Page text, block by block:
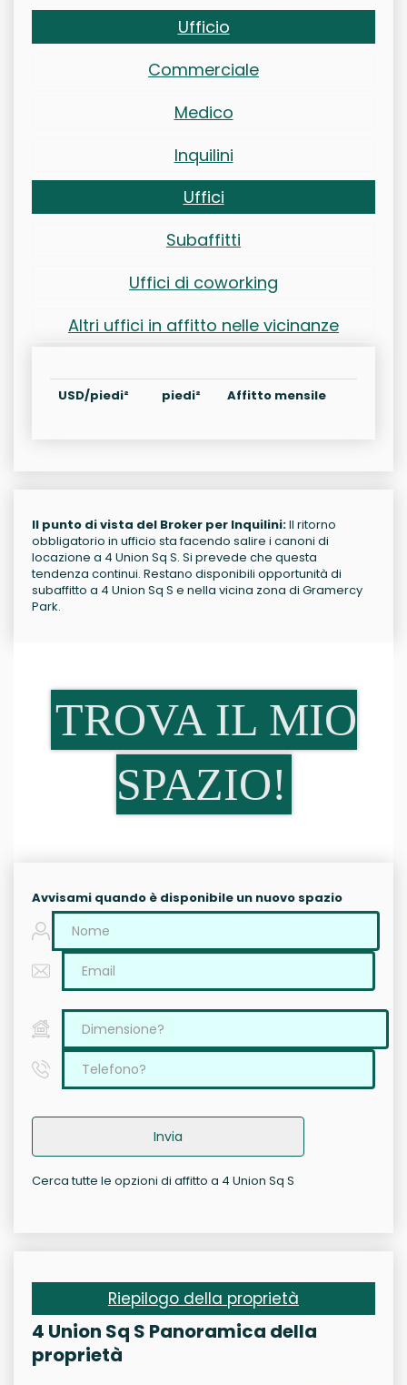
Ufficio
Commerciale
Medico
Inquilini
Uffici
Subaffitti
Uffici di coworking
Altri uffici in affitto nelle vicinanze
USD/piedi² piedi² Affitto mensile
Il punto di vista del Broker per Inquilini:Il ritorno
obbligatorio in ufficio sta facendo salire i canoni di
locazione a 4 Union Sq S. Si prevede che questa
tendenza continui. Restano disponibili opportunità di
subaffitto a 4 Union Sq S e nella vicina zona di Gramercy
Park.
TROVA IL MIO
SPAZIO!
Avvisami quando è disponibile un nuovo spazio
Invia
Cerca tutte le opzioni di affitto a 4 Union Sq S
Riepilogo della proprietà
4 Union Sq S Panoramica della
proprietà